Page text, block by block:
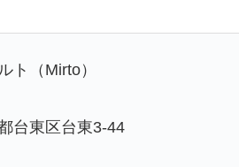
ト（Mirto）
台東区台東3-44